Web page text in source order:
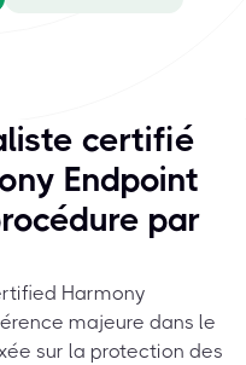
certifié
Endpoint
par
Harmony
majeure dans le
sur la protection des